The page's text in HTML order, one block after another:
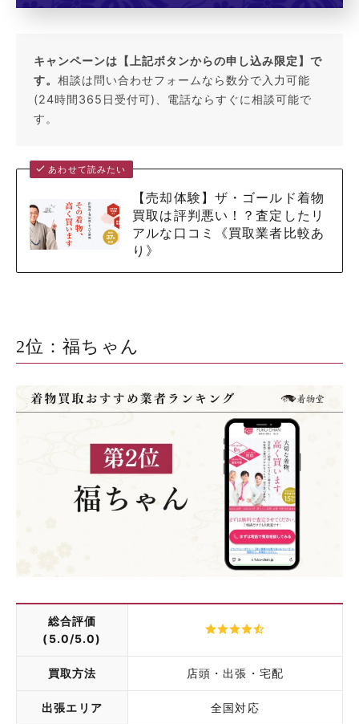
キャンペーンは【上記ボタンからの申し込み限定】で
す。 相談は問い合わせフォームなら数分で入力可能
(24時間365日受付可)、電話ならすぐに相談可能で
す。
あわせて読みたい
【売却体験】ザ・ゴールド着物
買取は評判悪い！？査定したリ
アルな口コミ《買取業者比較あ
り》
2位：福ちゃん
総合評価
(5.0/5.0)
買取方法 店頭・出張・宅配
出張エリア 全国対応